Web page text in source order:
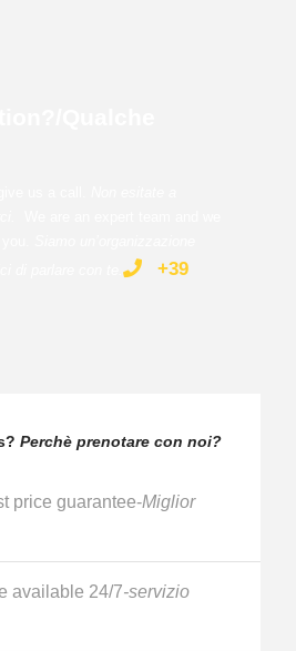
+39
Perchè prenotare con noi?
price guarantee-Miglior
available 24/7-servizio